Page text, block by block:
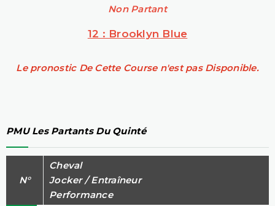
Non Partant
12 : Brooklyn Blue
Le pronostic De Cette Course n'est pas Disponible.
PMU Les Partants Du Quinté
N°
Cheval
Jocker / Entraîneur
Performance